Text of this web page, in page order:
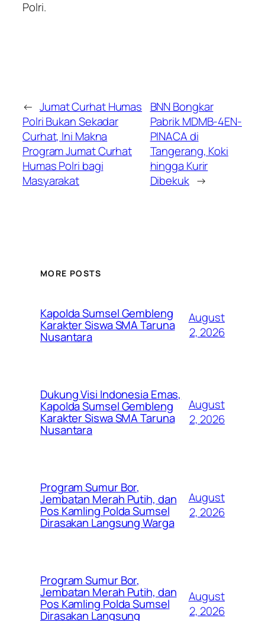
Polri.
← Jumat Curhat Humas
Polri Bukan Sekadar
Curhat, Ini Makna
Program Jumat Curhat
Humas Polri bagi
Masyarakat
BNN Bongkar
Pabrik MDMB-4EN-
PINACA di
Tangerang, Koki
hingga Kurir
Dibekuk →
MORE POSTS
Kapolda Sumsel Gembleng
Karakter Siswa SMA Taruna
Nusantara
August
2, 2026
Dukung Visi Indonesia Emas,
Kapolda Sumsel Gembleng
Karakter Siswa SMA Taruna
Nusantara
August
2, 2026
Program Sumur Bor,
Jembatan Merah Putih, dan
Pos Kamling Polda Sumsel
Dirasakan Langsung Warga
August
2, 2026
Program Sumur Bor,
Jembatan Merah Putih, dan
Pos Kamling Polda Sumsel
Dirasakan Langsung
August
2, 2026